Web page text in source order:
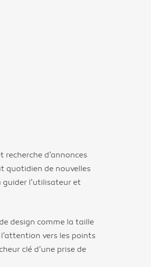
recherche d’annonces
quotidien de nouvelles
l’utilisateur et
design comme la taille
vers les points
clé d’une prise de